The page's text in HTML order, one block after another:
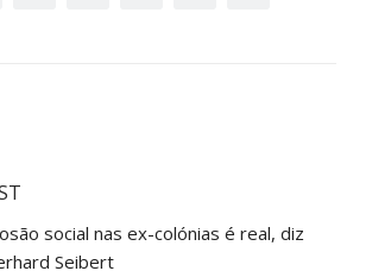
social nas ex-colónias é real, diz
Seibert